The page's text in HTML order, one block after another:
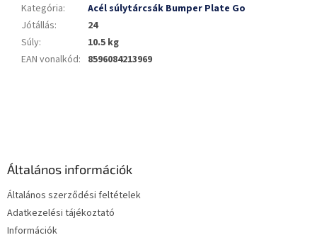
Kategória:
Acél súlytárcsák Bumper Plate Go
Jótállás:
24
Súly:
10.5 kg
EAN vonalkód: 8596084213969
Általános információk
Általános szerződési feltételek
Adatkezelési tájékoztató
Információk